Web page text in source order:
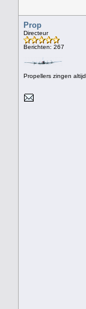
Prop
Directeur
Berichten: 267
Propellers zingen altijd